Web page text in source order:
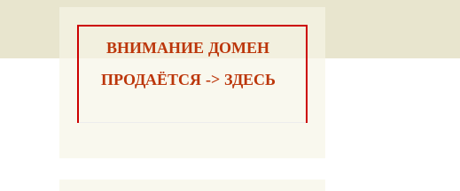
ВНИМАНИЕ ДОМЕН
ПРОДАЁТСЯ -> ЗДЕСЬ